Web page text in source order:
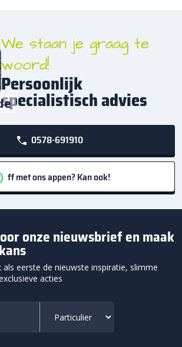
We staan je graag te
woord!
Persoonlijk
specialistisch advies
0578-691910
ff met ons appen? Kan ook!
onze nieuwsbrief en maak
als eerste de nieuwste inspiratie, slimme
acties